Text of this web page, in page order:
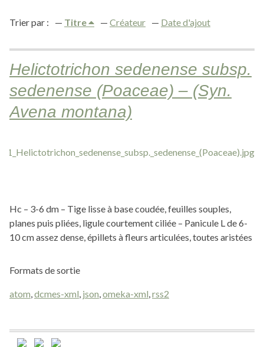
Trier par : Titre Créateur Date d'ajout
Helictotrichon sedenense subsp.
sedenense (Poaceae) – (Syn.
Avena montana)
Hc – 3-6 dm – Tige lisse à base coudée, feuilles souples,
planes puis pliées, ligule courtement ciliée – Panicule L de 6-
10 cm assez dense, épillets à fleurs articulées, toutes aristées
Formats de sortie
atom,dcmes-xml, json,omeka-xml,rss2